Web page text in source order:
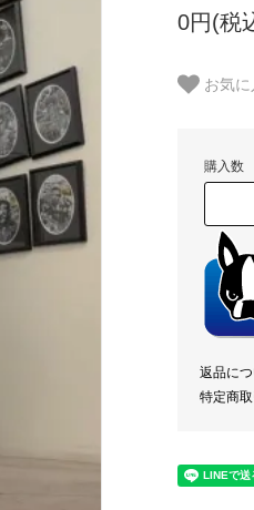
0円(税
お気に
購入数
返品に
特定商